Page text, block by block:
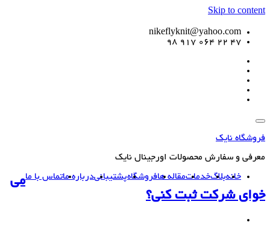
Skip to content
nikeflyknit@yahoo.com
47 22 064 917 98
فروشگاه نایک
معرفی و سفارش محصولات اورجینال نایک
خانهبلاگخدماتمقاله هافروشگاهپشتیبانیدرباره ماتماس با مامی
خوای شرکت ثبت کنی؟